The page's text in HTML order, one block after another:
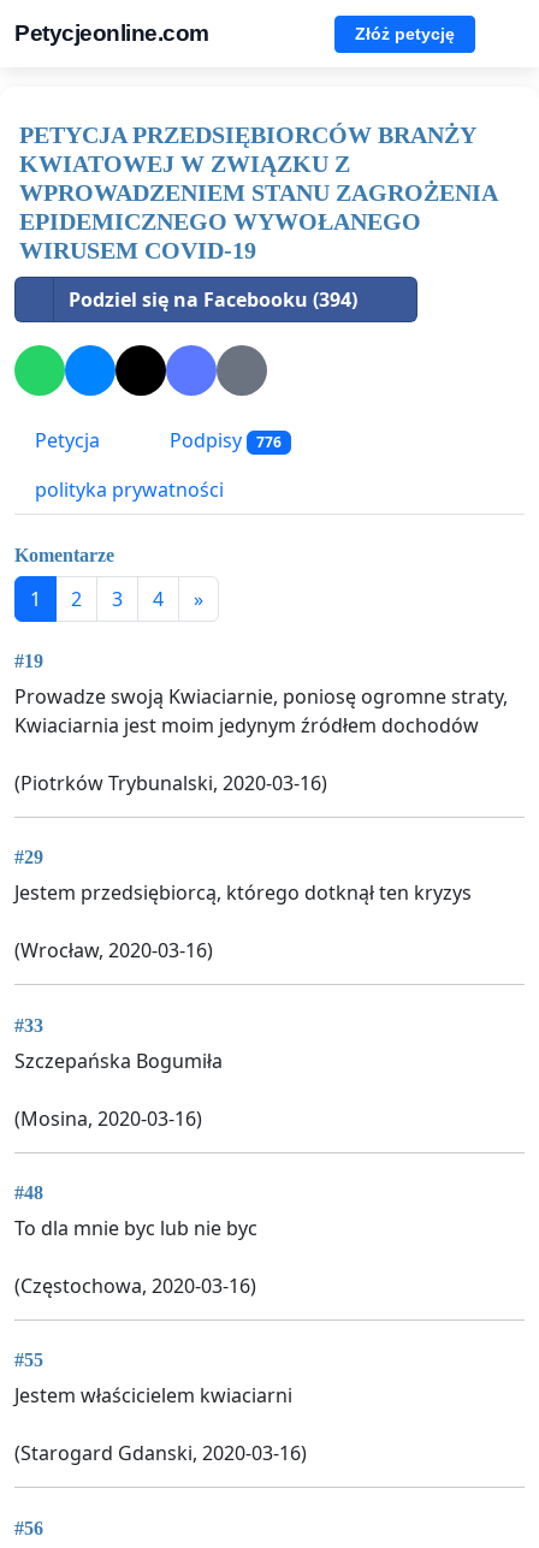
Petycjeonline.com Złóż petycję
PETYCJA PRZEDSIĘBIORCÓW BRANŻY
KWIATOWEJ W ZWIĄZKU Z
WPROWADZENIEM STANU ZAGROŻENIA
EPIDEMICZNEGO WYWOŁANEGO
WIRUSEM COVID-19
Podziel się na Facebooku (394)
Petycja Podpisy 776
polityka prywatności
Komentarze
1 2 3 4 »
#19
Prowadze swoją Kwiaciarnie, poniosę ogromne straty,
Kwiaciarnia jest moim jedynym źródłem dochodów
(Piotrków Trybunalski, 2020-03-16)
#29
Jestem przedsiębiorcą, którego dotknął ten kryzys
(Wrocław, 2020-03-16)
#33
Szczepańska Bogumiła
(Mosina, 2020-03-16)
#48
To dla mnie byc lub nie byc
(Częstochowa, 2020-03-16)
#55
Jestem właścicielem kwiaciarni
(Starogard Gdanski, 2020-03-16)
#56